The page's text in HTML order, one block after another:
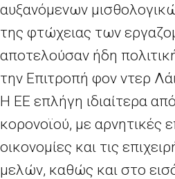
αυξανόμενων
της φτώχειας των
αποτελούσαν ήδη
την Επιτροπή φον ντερ
Η ΕΕ επλήγη ιδιαίτερα
κορονοϊού, με αρνητικές
οικονομίες και τις
μελών, καθώς και στο